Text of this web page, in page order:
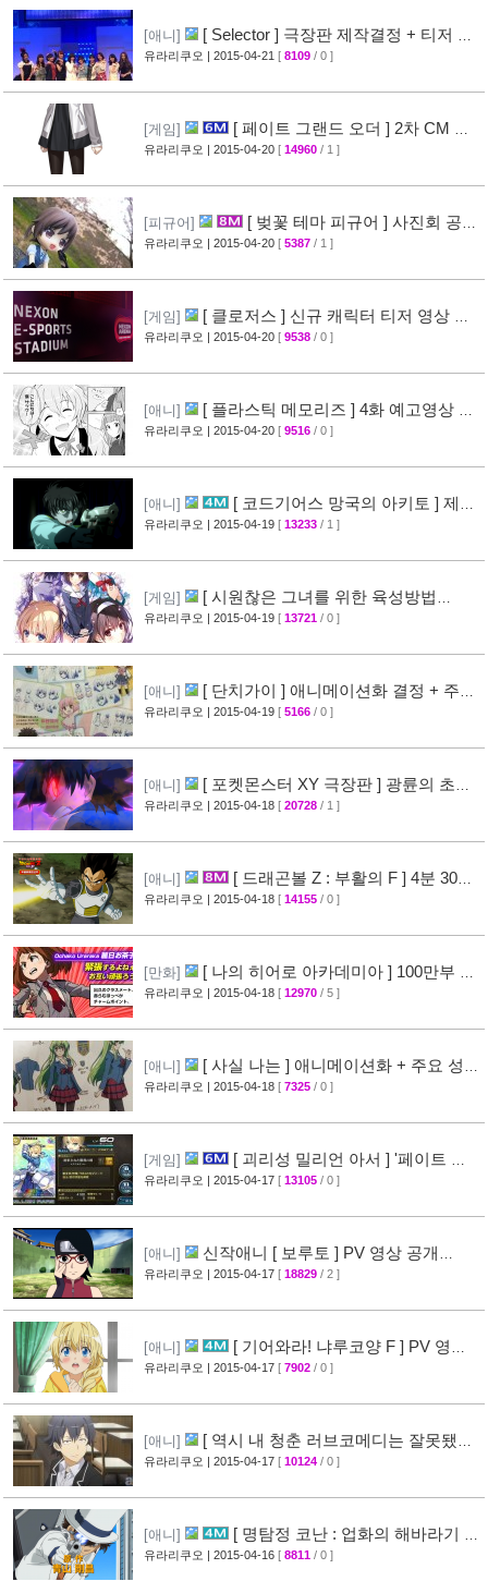
[애니]
[ Selector ] 극장판 제작결정 + 티저 영
상 공개
[24]
유라리쿠오 | 2015-04-21 [ 8109 / 0 ]
[게임]
[ 페이트 그랜드 오더 ] 2차 CM 영
상 공개 ( Fate/Grand Order )
유라리쿠오 | 2015-04-20 [ 14960 / 1 ]
[피규어]
[ 벚꽃 테마 피규어 ] 사진회 공개
( 굿스마일 ) [29]
유라리쿠오 | 2015-04-20 [ 5387 / 1 ]
[게임]
[ 클로저스 ] 신규 캐릭터 티저 영상 공
개 [42]
유라리쿠오 | 2015-04-20 [ 9538 / 0 ]
[애니]
[ 플라스틱 메모리즈 ] 4화 예고영상 +
애니메이션 비교 화면 공개
유라리쿠오 | 2015-04-20 [ 9516 / 0 ]
[애니]
[ 코드기어스 망국의 아키토 ] 제3
장 다이제스트 10분영상 공개
유라리쿠오 | 2015-04-19 [ 13233 / 1 ]
[게임]
[ 시원찮은 그녀를 위한 육성방법
blessing flowers ] 캐릭터 소개 영상 공개
유라리쿠오 | 2015-04-19 [ 13721 / 0 ]
[애니]
[ 단치가이 ] 애니메이션화 결정 + 주요
성우진 공개 [27]
유라리쿠오 | 2015-04-19 [ 5166 / 0 ]
[애니]
[ 포켓몬스터 XY 극장판 ] 광륜의 초마
신 후파 PV 영상 공개 [47]
유라리쿠오 | 2015-04-18 [ 20728 / 1 ]
[애니]
[ 드래곤볼 Z : 부활의 F ] 4분 30초
스토리 영상 공개
[38]
유라리쿠오 | 2015-04-18 [ 14155 / 0 ]
[만화]
[ 나의 히어로 아카데미아 ] 100만부 돌
파 & 특설페이지 오픈 [44]
유라리쿠오 | 2015-04-18 [ 12970 / 5 ]
[애니]
[ 사실 나는 ] 애니메이션화 + 주요 성우
진 명단 공개 [32]
유라리쿠오 | 2015-04-18 [ 7325 / 0 ]
[게임]
[ 괴리성 밀리언 아서 ] '페이트 스
테이 나이트' 제휴 이벤트 정보
유라리쿠오 | 2015-04-17 [ 13105 / 0 ]
[애니]
신작애니 [ 보루토 ] PV 영상 공개
(BORUTO) [68]
유라리쿠오 | 2015-04-17 [ 18829 / 2 ]
[애니]
[ 기어와라! 냐루코양 F ] PV 영상
공개 [32]
유라리쿠오 | 2015-04-17 [ 7902 / 0 ]
[애니]
[ 역시 내 청춘 러브코메디는 잘못됐다
속 ] 3화 선행컷 + 개요 공개
유라리쿠오 | 2015-04-17 [ 10124 / 0 ]
[애니]
[ 명탐정 코난 : 업화의 해바라기 ]
CM 영상 공개 [40]
유라리쿠오 | 2015-04-16 [ 8811 / 0 ]